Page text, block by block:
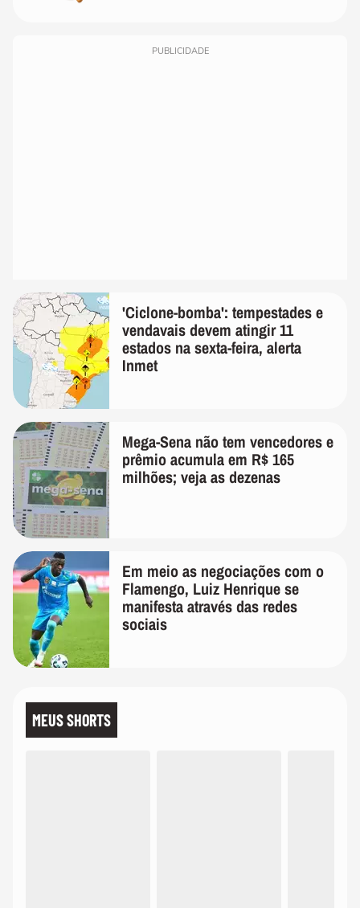
PUBLICIDADE
'Ciclone-bomba': tempestades e
vendavais devem atingir 11
estados na sexta-feira, alerta
Inmet
Mega-Sena não tem vencedores e
prêmio acumula em R$ 165
milhões; veja as dezenas
Em meio as negociações com o
Flamengo, Luiz Henrique se
manifesta através das redes
sociais
MEUS SHORTS